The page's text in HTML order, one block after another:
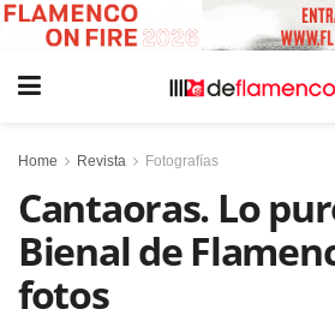
Home Revista Fotografías
Cantaoras. Lo
Bienal de
fotos